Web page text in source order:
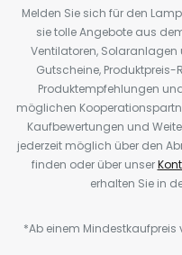
Melden Sie sich für den
sie tolle Angebote aus
Ventilatoren, Solaranlagen
Gutscheine, Produktpreis-
Produktempfehlungen
möglichen
Kaufbewertungen und
jederzeit möglich über den
finden oder über unser
erhalten Sie in
*Ab einem